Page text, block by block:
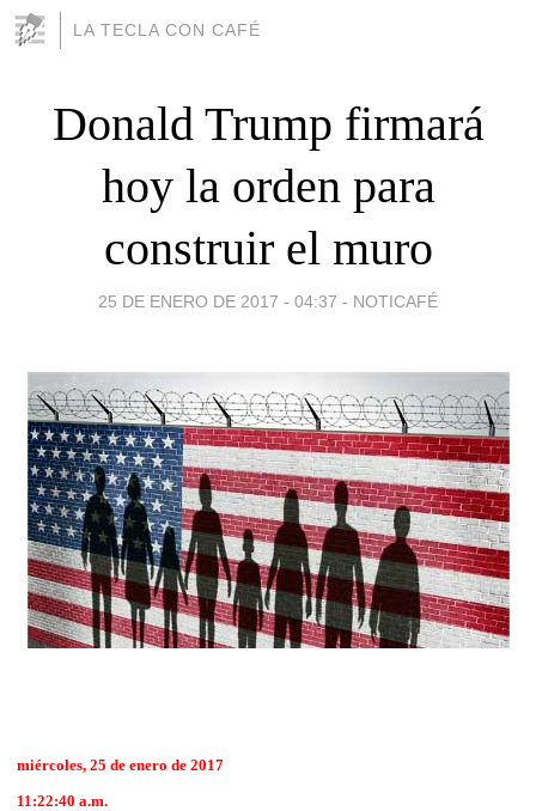
LA TECLA CON CAFÉ
Donald Trump firmará
hoy la orden para
construir el muro
25 DE ENERO DE 2017 - 04:37 - NOTICAFÉ
miércoles, 25 de enero de 2017
11:22:40 a.m.